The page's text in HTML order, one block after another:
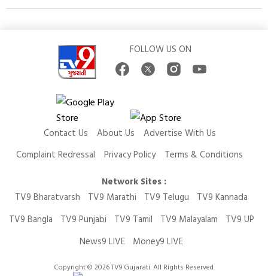
FOLLOW US ON
Contact Us About Us
Advertise With Us
Complaint Redressal
Privacy Policy
Terms & Conditions
Network Sites :
TV9 Bharatvarsh
TV9 Marathi TV9 Telugu
TV9 Kannada
TV9 Bangla
TV9 Punjabi TV9 Tamil TV9 Malayalam
TV9 UP
News9 LIVE
Money9 LIVE
Copyright © 2026 TV9 Gujarati. All Rights Reserved.